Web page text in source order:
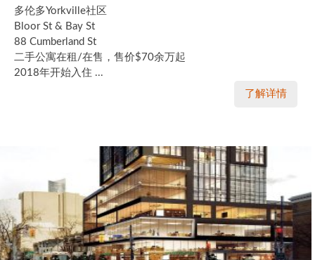
多伦多Yorkville社区
Bloor St & Bay St
88 Cumberland St
二手公寓在租/在售，售价$70余万起
2018年开始入住 ...
了解详情